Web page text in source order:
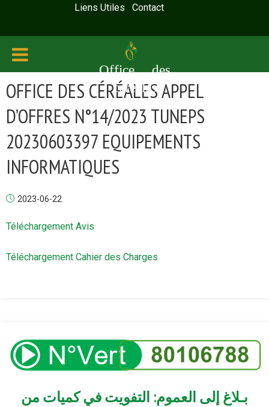
Liens Utiles Contact
Office des
céréales
OFFICE DES CÉRÉALES APPEL
D’OFFRES N°14/2023 TUNEPS
20230603397 EQUIPEMENTS
INFORMATIQUES
2023-06-22
Téléchargement Avis
Téléchargement Cahier des Charges
بـلاغ إلى العموم: التفويت في كميات من